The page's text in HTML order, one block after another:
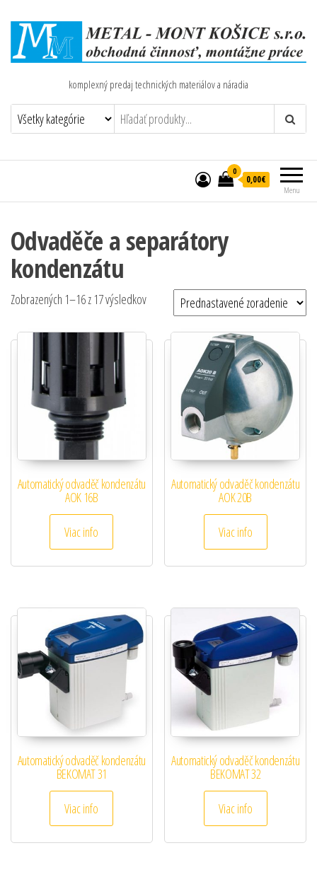
komplexný predaj technických materiálov a náradia
Menu
0
0,00€
Odvaděče a separátory
kondenzátu
Zobrazených 1–16 z 17 výsledkov
Automatický odvaděč kondenzátu
AOK 16B
Viac info
Automatický odvaděč kondenzátu
AOK 20B
Viac info
Automatický odvaděč kondenzátu
BEKOMAT 31
Viac info
Automatický odvaděč kondenzátu
BEKOMAT 32
Viac info